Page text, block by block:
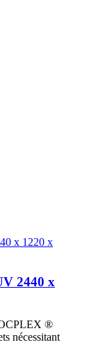
2440 x
®
nécessitant